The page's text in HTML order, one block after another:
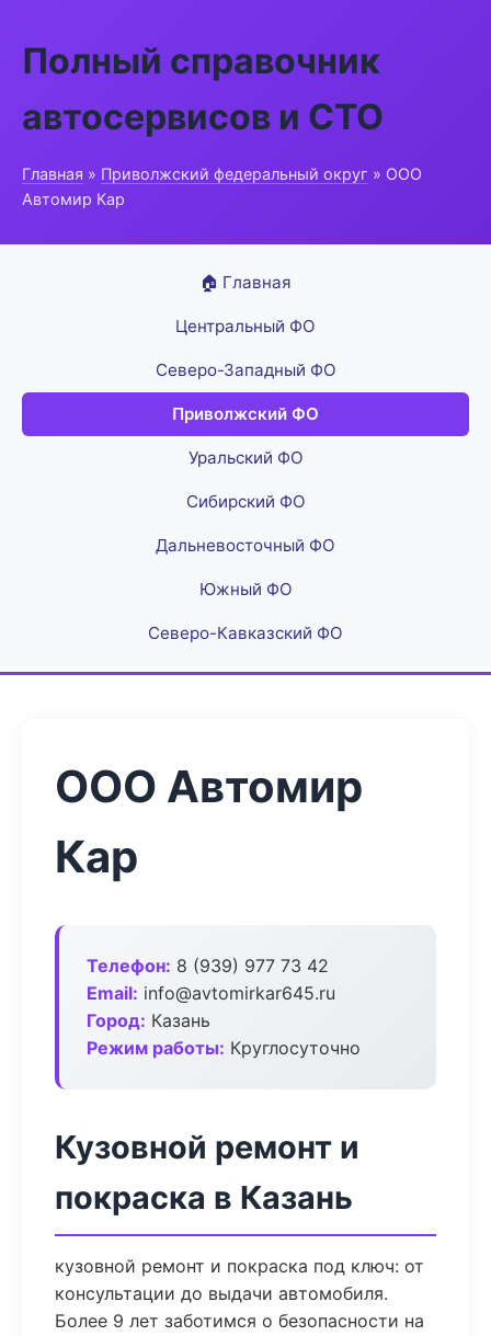
Полный справочник
автосервисов и СТО
Главная » Приволжский федеральный округ » ООО
Автомир Кар
🏠 Главная
Центральный ФО
Северо-Западный ФО
Приволжский ФО
Уральский ФО
Сибирский ФО
Дальневосточный ФО
Южный ФО
Северо-Кавказский ФО
ООО Автомир
Кар
Телефон: 8 (939) 977 73 42
Email: info@avtomirkar645.ru
Город: Казань
Режим работы: Круглосуточно
Кузовной ремонт и
покраска в Казань
кузовной ремонт и покраска под ключ: от
консультации до выдачи автомобиля.
Более 9 лет заботимся о безопасности на